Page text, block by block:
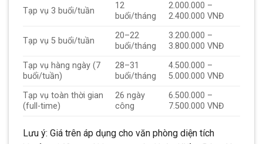
Tạp vụ 3 buổi/tuần
12
buổi/tháng
2.000.000 –
2.400.000 VNĐ
Tạp vụ 5 buổi/tuần
20–22
buổi/tháng
3.200.000 –
3.800.000 VNĐ
Tạp vụ hàng ngày (7
buổi/tuần)
28–31
buổi/tháng
4.500.000 –
5.000.000 VNĐ
Tạp vụ toàn thời gian
(full-time)
26 ngày
công
6.500.000 –
7.500.000 VNĐ
Lưu ý: Giá trên áp dụng cho văn phòng diện tích